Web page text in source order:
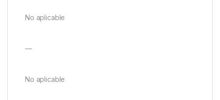
No aplicable
—
No aplicable